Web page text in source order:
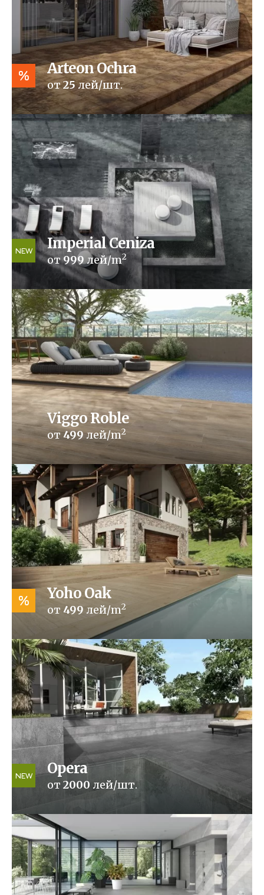
Arteon Ochra
от25лей/шт.
%
Imperial Ceniza
от999лей/m2
NEW
Viggo Roble
от499лей/m2
Yoho Oak
от 499 лей/m2
%
Opera
от 2000лей/шт.
NEW